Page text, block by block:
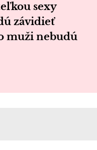
sexy
závidieť
muži nebudú